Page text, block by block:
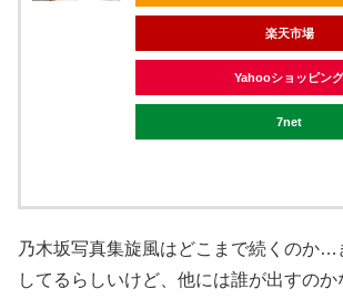
楽天市場
Yahooショッピン
7net
乃木坂写真集旋風はどこまで続くのか…
してるらしいけど、他には誰が出すのか